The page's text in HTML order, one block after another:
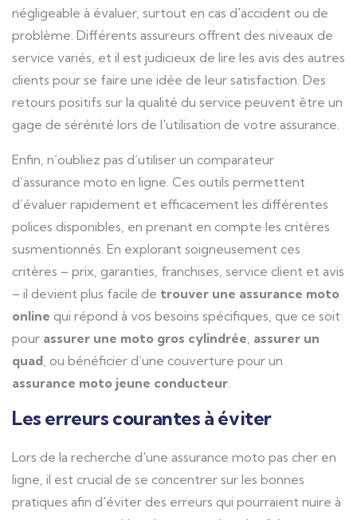
négligeable à évaluer, surtout en cas d'accident ou de
problème. Différents assureurs offrent des niveaux de
service variés, et il est judicieux de lire les avis des autres
clients pour se faire une idée de leur satisfaction. Des
retours positifs sur la qualité du service peuvent être un
gage de sérénité lors de l'utilisation de votre assurance.
Enfin, n’oubliez pas d’utiliser un comparateur
d’assurance moto en ligne. Ces outils permettent
d’évaluer rapidement et efficacement les différentes
polices disponibles, en prenant en compte les critères
susmentionnés. En explorant soigneusement ces
critères – prix, garanties, franchises, service client et avis
– il devient plus facile de trouver une assurance moto
online qui répond à vos besoins spécifiques, que ce soit
pour assurer une moto gros cylindrée, assurer un
quad, ou bénéficier d’une couverture pour un
assurance moto jeune conducteur.
Les erreurs courantes à éviter
Lors de la recherche d'une assurance moto pas cher en
ligne, il est crucial de se concentrer sur les bonnes
pratiques afin d'éviter des erreurs qui pourraient nuire à